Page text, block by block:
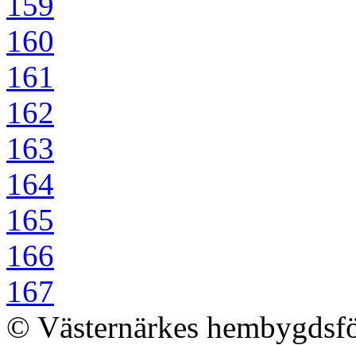
160
161
162
163
164
165
166
167
© Västernärkes